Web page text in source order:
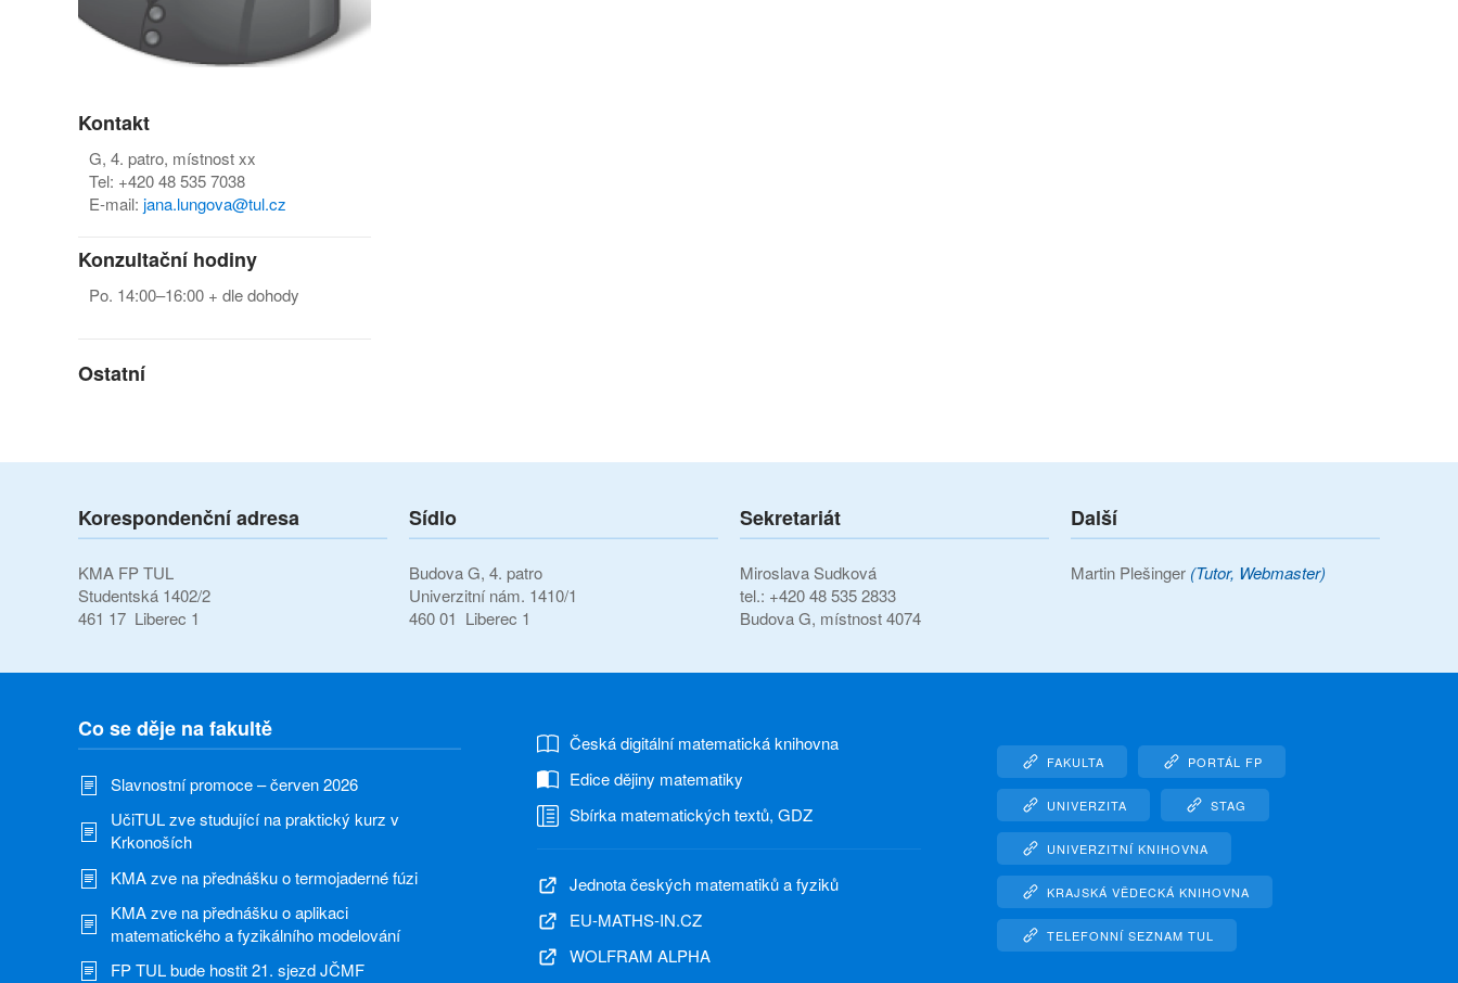
Kontakt
G, 4. patro, místnost xx
Tel: +420 48 535 7038
E-mail: jana.lungova@tul.cz
Konzultační hodiny
Po. 14:00–16:00 + dle dohody
Ostatní
Korespondenční adresa
KMA FP TUL
Studentská 1402/2
461 17 Liberec 1
Sídlo
Budova G, 4. patro
Univerzitní nám. 1410/1
460 01 Liberec 1
Sekretariát
Miroslava Sudková
tel.: +420 48 535 2833
Budova G, místnost 4074
Další
Martin Plešinger (Tutor, Webmaster)
Co se děje na fakultě
Slavnostní promoce – červen 2026
UčiTUL zve studující na praktický kurz v
Krkonoších
KMA zve na přednášku o termojaderné fúzi
KMA zve na přednášku o aplikaci
matematického a fyzikálního modelování
FP TUL bude hostit 21. sjezd JČMF
Česká digitální matematická knihovna
Edice dějiny matematiky
Sbírka matematických textů, GDZ
Jednota českých matematiků a fyziků
EU-MATHS-IN.CZ
WOLFRAM ALPHA
FAKULTA PORTÁL FP
UNIVERZITA STAG
UNIVERZITNÍ KNIHOVNA
KRAJSKÁ VĚDECKÁ KNIHOVNA
TELEFONNÍ SEZNAM TUL